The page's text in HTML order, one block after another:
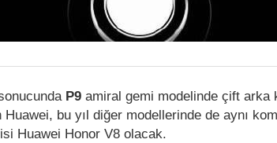
P9 amiral gemi modelinde çift arka
bu yıl diğer modellerinde de aynı
Huawei Honor V8 olacak.